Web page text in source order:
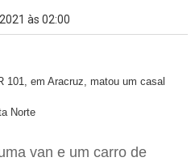
às 02:00
101, em Aracruz, matou um casal
Norte
van e um carro de